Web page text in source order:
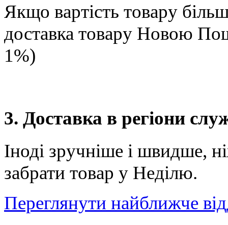
Якщо вартість товару
доставка товару Новою
1%)
3. Доставка в регіони
Іноді зручніше і швидше,
забрати товар у Неділю.
Переглянути найближче